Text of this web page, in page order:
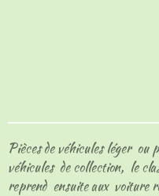
Pièces de véhicules léger
véhicules de collection, le
reprend ensuite aux voiture